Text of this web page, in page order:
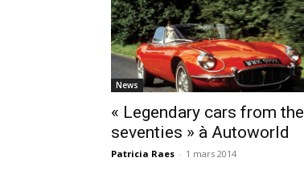
News
« Legendary cars from the
seventies » à Autoworld
Patricia Raes - 1 mars 2014